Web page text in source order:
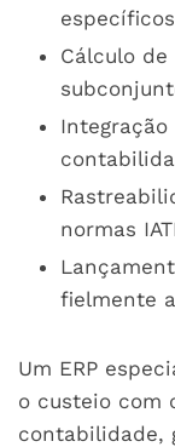
Cálculo
Integração
normas
fielmente
Um ERP
o custeio com
contabilidade,